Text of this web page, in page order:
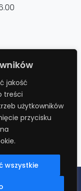
jakość
treści
użytkowników
przycisku
wszystkie
12
RODO